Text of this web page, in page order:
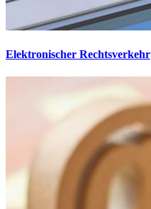
Elektronischer Rechtsverkehr